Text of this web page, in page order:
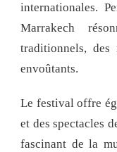
internationales.
Marrakech
traditionnels, des
envoûtants.
Le festival offre
et des spectacles
fascinant de la